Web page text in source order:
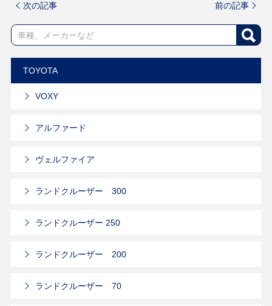
次の記事 前の記事
TOYOTA
VOXY
アルファード
ヴェルファイア
ランドクルーザー 300
ランドクルーザー 250
ランドクルーザー 200
ランドクルーザー 70